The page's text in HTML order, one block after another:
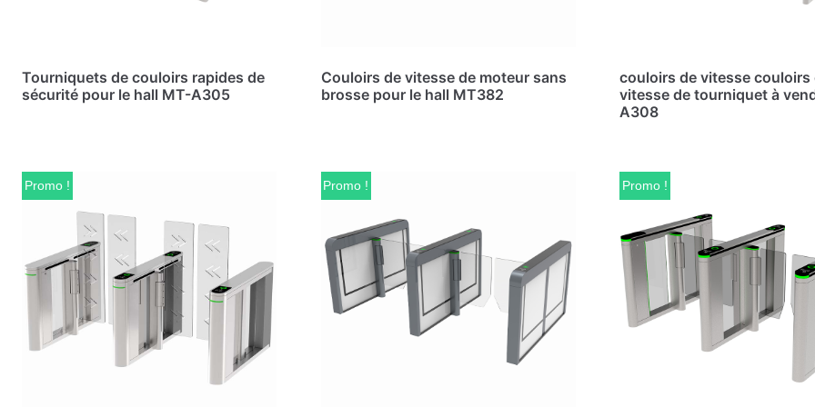
Tourniquets de couloirs rapides de
sécurité pour le hall MT-A305
Couloirs de vitesse de moteur sans
brosse pour le hall MT382
couloirs de vitesse couloirs
vitesse de tourniquet à
A308
Promo ! Promo ! Promo !